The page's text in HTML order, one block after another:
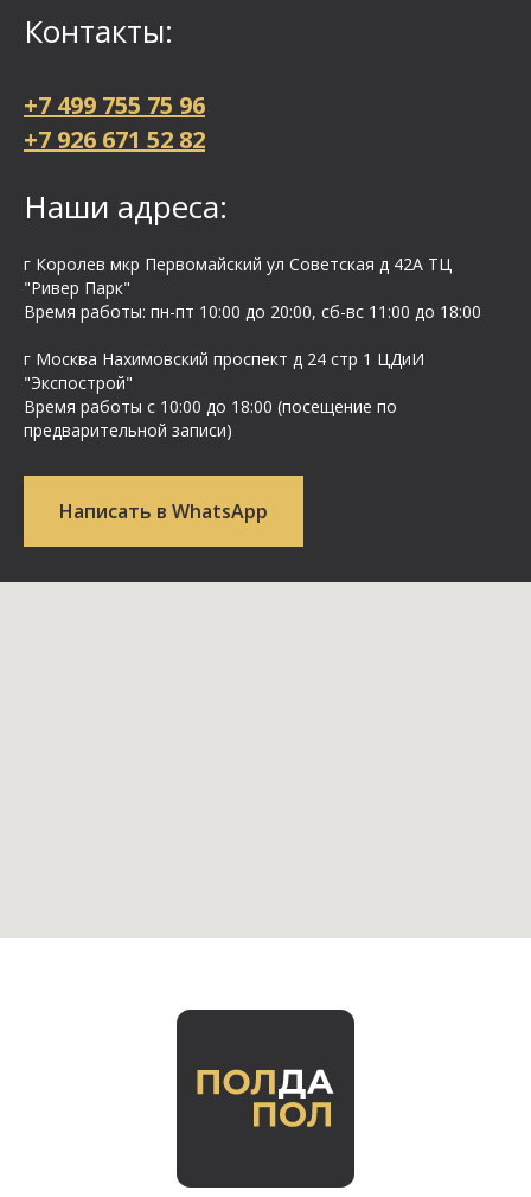
Контакты:
+7 499 755 75 96
+7 926 671 52 82
Наши адреса:
г Королев мкр Первомайский ул Cоветская д 42А ТЦ
"Ривер Парк"
Время работы: пн-пт 10:00 до 20:00, сб-вс 11:00 до 18:00
г Москва Нахимовский проспект д 24 стр 1 ЦДиИ
"Экспострой"
Время работы с 10:00 до 18:00 (посещение по
предварительной записи)
Написать в WhatsApp